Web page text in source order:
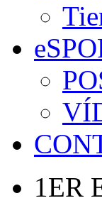
1ER